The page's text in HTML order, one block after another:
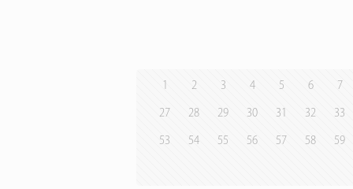
1 2 3 4 5 6 7
27 28 29 30 31 32 33
53 54 55 56 57 58 59